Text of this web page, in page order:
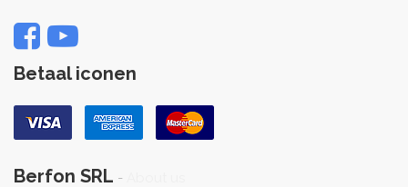
Betaal iconen
Berfon SRL -